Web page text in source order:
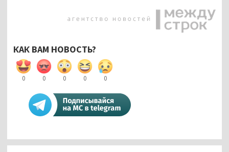
КАК ВАМ НОВОСТЬ?
0 0 0 0 0